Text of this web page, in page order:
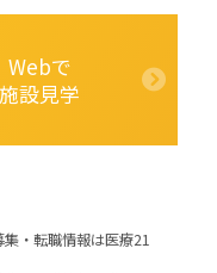
Webで
施設見学
・転職情報は医療21